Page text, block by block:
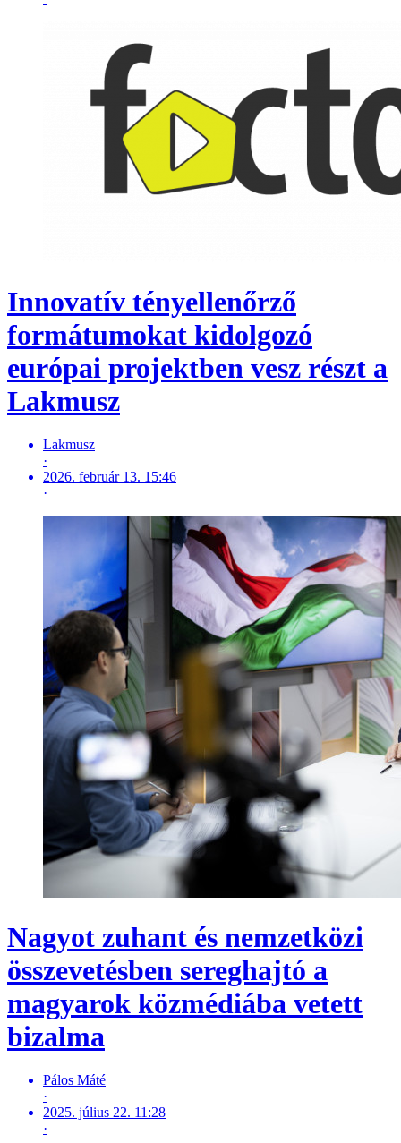
Innovatív tényellenőrző
formátumokat kidolgozó
európai projektben vesz részt a
Lakmusz
Lakmusz
·
2026. február 13. 15:46
·
Nagyot zuhant és nemzetközi
összevetésben sereghajtó a
magyarok közmédiába vetett
bizalma
Pálos Máté
·
2025. július 22. 11:28
·